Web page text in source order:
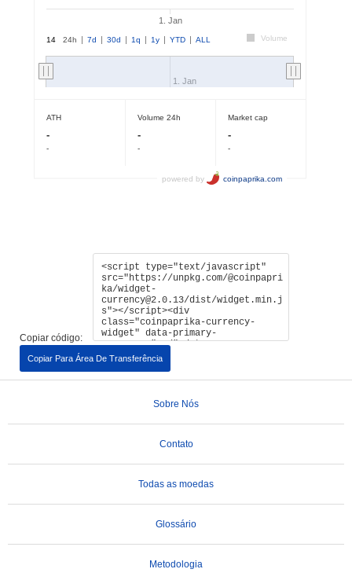
Copiar código:
Copiar Para Área De Transferência
Sobre Nós
Contato
Todas as moedas
Glossário
Metodologia